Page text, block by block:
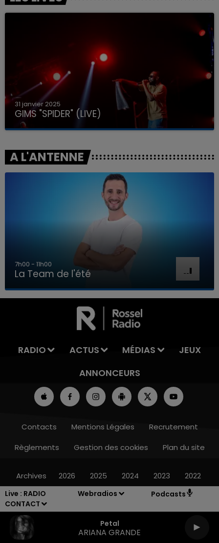
Live : RADIO
CONTACT
Webradios Podcasts
Petal
ARIANA GRANDE
LA TEAM DE L'ÉTÉ
31 janvier 2025
GIMS "SPIDER" (LIVE)
A L'ANTENNE
7h00 - 11h00
La Team de l'été
RADIO ACTUS MÉDIAS
JEUX
ANNONCEURS
Contacts Mentions Légales
Recrutement
Règlements
Gestion des cookies Plan du site
Archives 2026 2025 2024 2023 2022